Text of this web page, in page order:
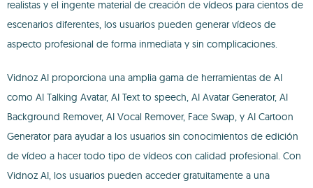
realistas y el ingente material de creación de vídeos para cientos de
escenarios diferentes, los usuarios pueden generar vídeos de
aspecto profesional de forma inmediata y sin complicaciones.
Vidnoz AI proporciona una amplia gama de herramientas de AI
como AI Talking Avatar, AI Text to speech, AI Avatar Generator, AI
Background Remover, AI Vocal Remover, Face Swap, y AI Cartoon
Generator para ayudar a los usuarios sin conocimientos de edición
de vídeo a hacer todo tipo de vídeos con calidad profesional. Con
Vidnoz AI, los usuarios pueden acceder gratuitamente a una